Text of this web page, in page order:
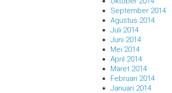
September 2014
Agustus 2014
Juli 2014
Juni 2014
Mei 2014
April 2014
Maret 2014
Februari 2014
Januari 2014